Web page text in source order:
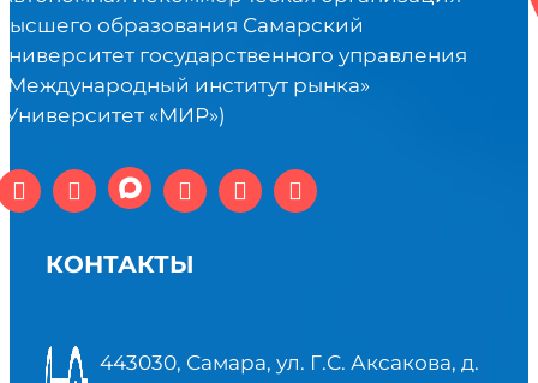
образования Самарский
государственного управления
институт рынка»
«МИР»)
КОНТАКТЫ
443030, Самара, ул. Г.С. Аксакова, д.